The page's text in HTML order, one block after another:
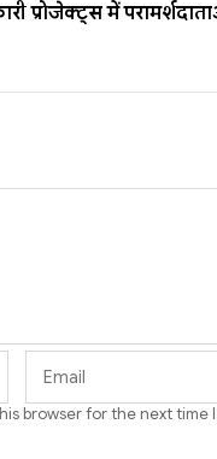
प्रोजेक्ट्स में
browser for the next time